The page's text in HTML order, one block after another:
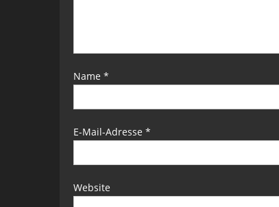
Name *
E-Mail-Adresse *
Website